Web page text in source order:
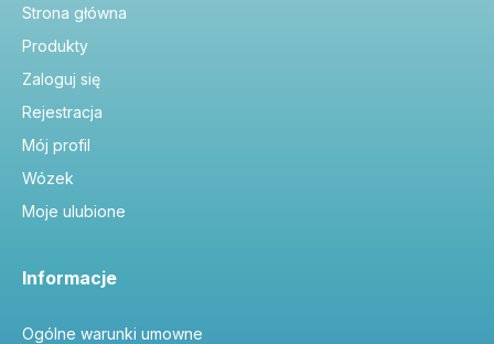
Strona główna
Produkty
Zaloguj się
Rejestracja
Mój profil
Wózek
Moje ulubione
Informacje
Ogólne warunki umowne